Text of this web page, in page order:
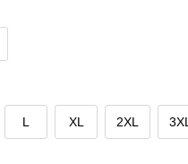
L XL 2XL 3XL